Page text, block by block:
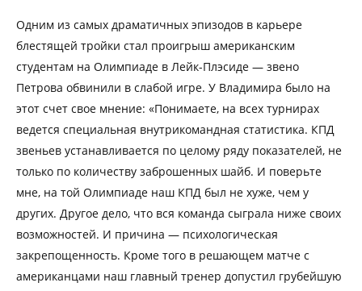
Одним из самых драматичных эпизодов в карьере
блестящей тройки стал проигрыш американским
студентам на Олимпиаде в Лейк-Плэсиде — звено
Петрова обвинили в слабой игре. У Владимира было на
этот счет свое мнение: «Понимаете, на всех турнирах
ведется специальная внутрикомандная статистика. КПД
звеньев устанавливается по целому ряду показателей, не
только по количеству заброшенных шайб. И поверьте
мне, на той Олимпиаде наш КПД был не хуже, чем у
других. Другое дело, что вся команда сыграла ниже своих
возможностей. И причина — психологическая
закрепощенность. Кроме того в решающем матче с
американцами наш главный тренер допустил грубейшую